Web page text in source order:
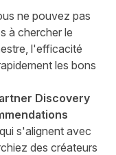
ne pouvez pas
à chercher le
l'efficacité
les bons
Discovery
s'alignent avec
des créateurs